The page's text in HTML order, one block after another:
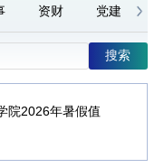
资财 党建
搜索
院2026年暑假值